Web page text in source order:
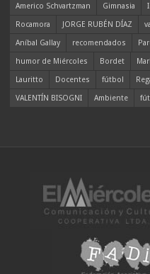
Americo Schvartzman Gimnasia
Rocamora
JORGE RUBÉN DÍAZ
Aníbal Gallay
recomendados
humor de Miércoles
Bordet
Lauritto
Docentes fútbol
VALENTÍN BISOGNI
Ambiente